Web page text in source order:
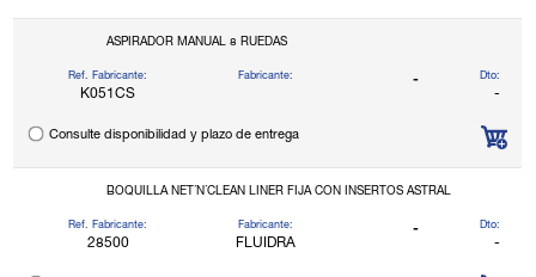
ASPIRADOR MANUAL 8 RUEDAS
Ref. Fabricante:
K051CS
Fabricante: - Dto:
-
Consulte disponibilidad y plazo de entrega
BOQUILLA NET´N´CLEAN LINER FIJA CON INSERTOS ASTRAL
Ref. Fabricante:
28500
Fabricante:
FLUIDRA
- Dto:
-